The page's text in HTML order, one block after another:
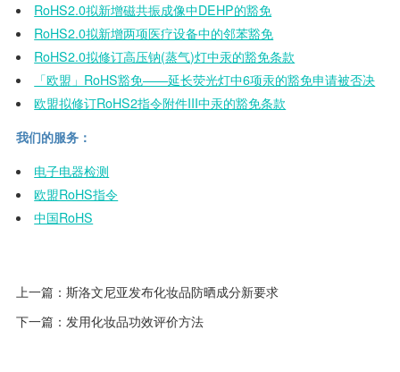
RoHS2.0拟新增磁共振成像中DEHP的豁免
RoHS2.0拟新增两项医疗设备中的邻苯豁免
RoHS2.0拟修订高压钠(蒸气)灯中汞的豁免条款
「欧盟」RoHS豁免——延长荧光灯中6项汞的豁免申请被否决
欧盟拟修订RoHS2指令附件III中汞的豁免条款
我们的服务：
电子电器检测
欧盟RoHS指令
中国RoHS
上一篇： 斯洛文尼亚发布化妆品防晒成分新要求
下一篇： 发用化妆品功效评价方法